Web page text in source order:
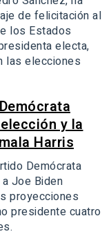
de felicitación al
los Estados
electa,
las elecciones
y la
Harris
Demócrata
Joe Biden
proyecciones
presidente cuatro